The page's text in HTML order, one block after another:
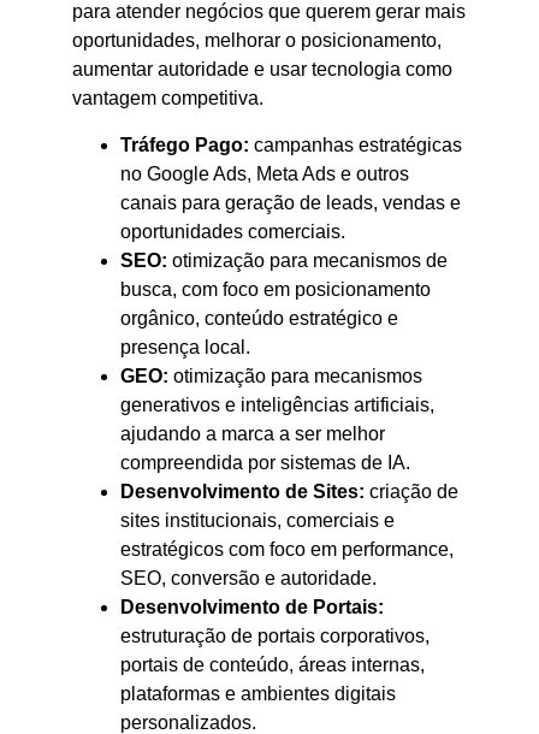
para atender negócios que querem gerar mais
oportunidades, melhorar o posicionamento,
aumentar autoridade e usar tecnologia como
vantagem competitiva.
Tráfego Pago: campanhas estratégicas
no Google Ads, Meta Ads e outros
canais para geração de leads, vendas e
oportunidades comerciais.
SEO: otimização para mecanismos de
busca, com foco em posicionamento
orgânico, conteúdo estratégico e
presença local.
GEO: otimização para mecanismos
generativos e inteligências artificiais,
ajudando a marca a ser melhor
compreendida por sistemas de IA.
Desenvolvimento de Sites: criação de
sites institucionais, comerciais e
estratégicos com foco em performance,
SEO, conversão e autoridade.
Desenvolvimento de Portais:
estruturação de portais corporativos,
portais de conteúdo, áreas internas,
plataformas e ambientes digitais
personalizados.